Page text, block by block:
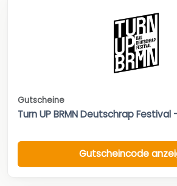
Gutscheine
Turn UP BRMN Deutschrap Festival
Gutscheincode